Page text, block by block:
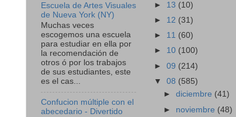
Escuela de Artes Visuales
de Nueva York (NY)
Muchas veces
escogemos una escuela
para estudiar en ella por
la recomendación de
otros ó por los trabajos
de sus estudiantes, este
es el cas...
Confucion múltiple con el
abecedario - Divertido
► 13 (10)
► 12 (31)
► 11 (60)
► 10 (100)
► 09 (214)
▼ 08 (585)
►diciembre (41)
► noviembre (48)